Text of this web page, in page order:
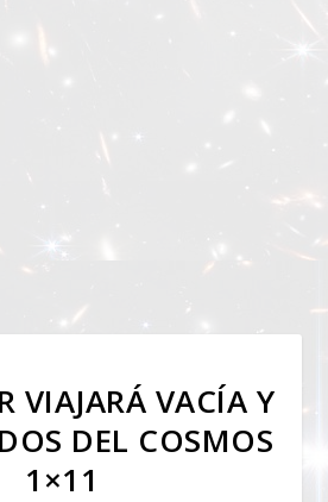
VIAJARÁ VACÍA Y
DEL COSMOS
1×11